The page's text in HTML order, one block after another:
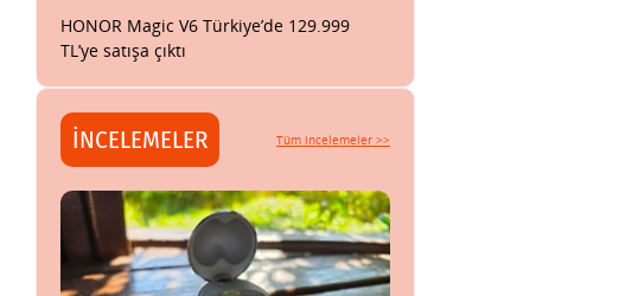
HONOR Magic V6 Türkiye’de 129.999
TL’ye satışa çıktı
İNCELEMELER Tüm incelemeler >>